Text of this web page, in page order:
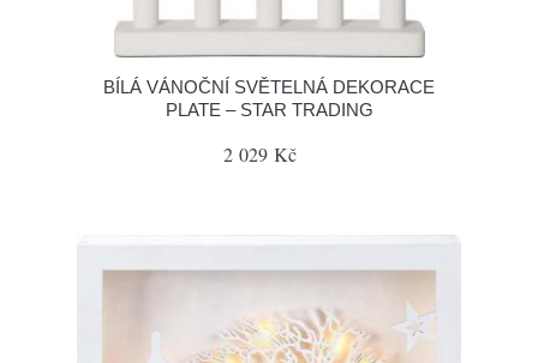
BÍLÁ VÁNOČNÍ SVĚTELNÁ DEKORACE
PLATE – STAR TRADING
2 029 Kč